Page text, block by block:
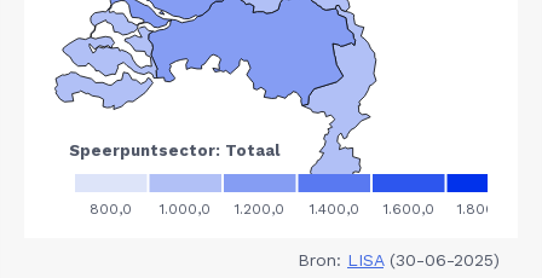
Bron: LISA(30-06-2025)